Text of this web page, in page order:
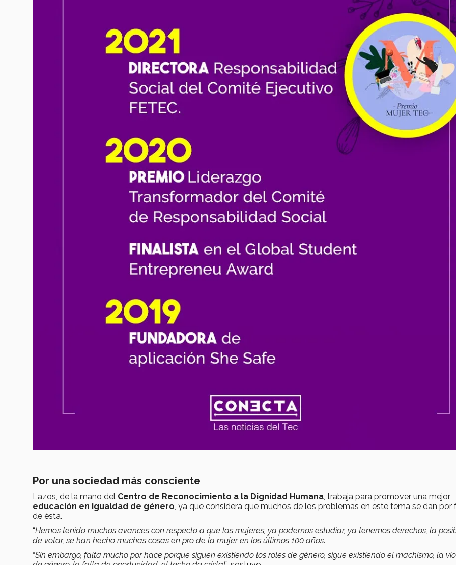
Por una sociedad más consciente
Lazos, de la mano del Centro de Reconocimiento a la Dignidad Humana , trabaja para promover una mejor
educación en igualdad de género , ya que considera que muchos de los problemas en este tema se dan por
de ésta.
“Hemos tenido muchos avances con respecto a que las mujeres, ya podemos estudiar, ya tenemos derechos, la
de votar, se han hecho muchas cosas en pro de la mujer en los últimos 100 años.
“Sin embargo, falta mucho por hace porque siguen existiendo los roles de género, sigue existiendo el machismo, la